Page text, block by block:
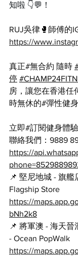
知啦 👇💬！
RUJ吳律🥊師傅的
https://
真正#無合約 隨時
停
房，讓您在香港任
時無休的#彈性健身
立即#訂閱健身體驗
聯絡我們：9889
https://
📌 堅尼地城 - 旗
Flagship Store
https://
bNh2k8
📌 將軍澳 - 海天晉
- Ocean PopWalk
https://